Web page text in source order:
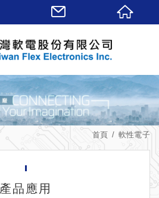
首頁 軟性電子
產品應用